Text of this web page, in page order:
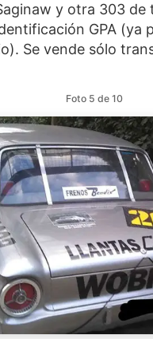
y otra 303 de
GPA (ya
Foto 6 de 10